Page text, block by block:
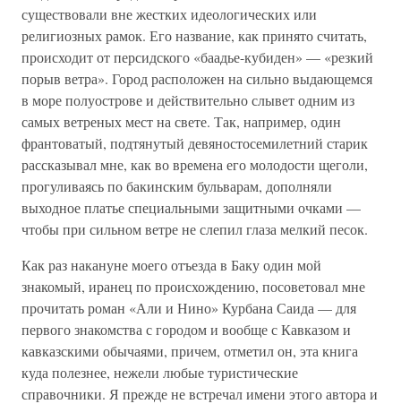
существовали вне жестких идеологических или
религиозных рамок. Его название, как принято считать,
происходит от персидского «баадье-кубиден» — «резкий
порыв ветра». Город расположен на сильно выдающемся
в море полуострове и действительно слывет одним из
самых ветреных мест на свете. Так, например, один
франтоватый, подтянутый девяностосемилетний старик
рассказывал мне, как во времена его молодости щеголи,
прогуливаясь по бакинским бульварам, дополняли
выходное платье специальными защитными очками —
чтобы при сильном ветре не слепил глаза мелкий песок.
Как раз накануне моего отъезда в Баку один мой
знакомый, иранец по происхождению, посоветовал мне
прочитать роман «Али и Нино» Курбана Саида — для
первого знакомства с городом и вообще с Кавказом и
кавказскими обычаями, причем, отметил он, эта книга
куда полезнее, нежели любые туристические
справочники. Я прежде не встречал имени этого автора и